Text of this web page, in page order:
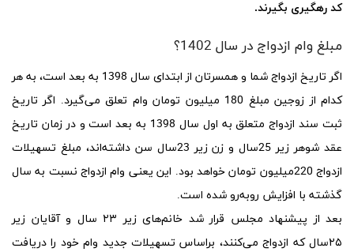
کد رهگیری بگیرند.
مبلغ وام ازدواج در سال 1402؟
اگر تاریخ ازدواج شما و همسرتان از ابتدای سال 1398 به بعد است، به هر
کدام از زوجین مبلغ 180 میلیون تومان وام تعلق می‌گیرد. اگر تاریخ
ثبت سند ازدواج متعلق به اول سال 1398 به بعد است و در زمان تاریخ
عقد شوهر زیر 25سال و زن زیر 23سال سن داشته‌اند، مبلغ تسهیلات
ازدواج 220میلیون تومان خواهد بود. این یعنی وام ازدواج نسبت به سال
گذشته با افزایش روبه‌رو شده است.
بعد از پیشنهاد مجلس قرار شد خانم‌های زیر ۲۳ سال و آقایان زیر
۲۵سال که ازدواج می‌کنند، براساس تسهیلات جدید وام خود را دریافت